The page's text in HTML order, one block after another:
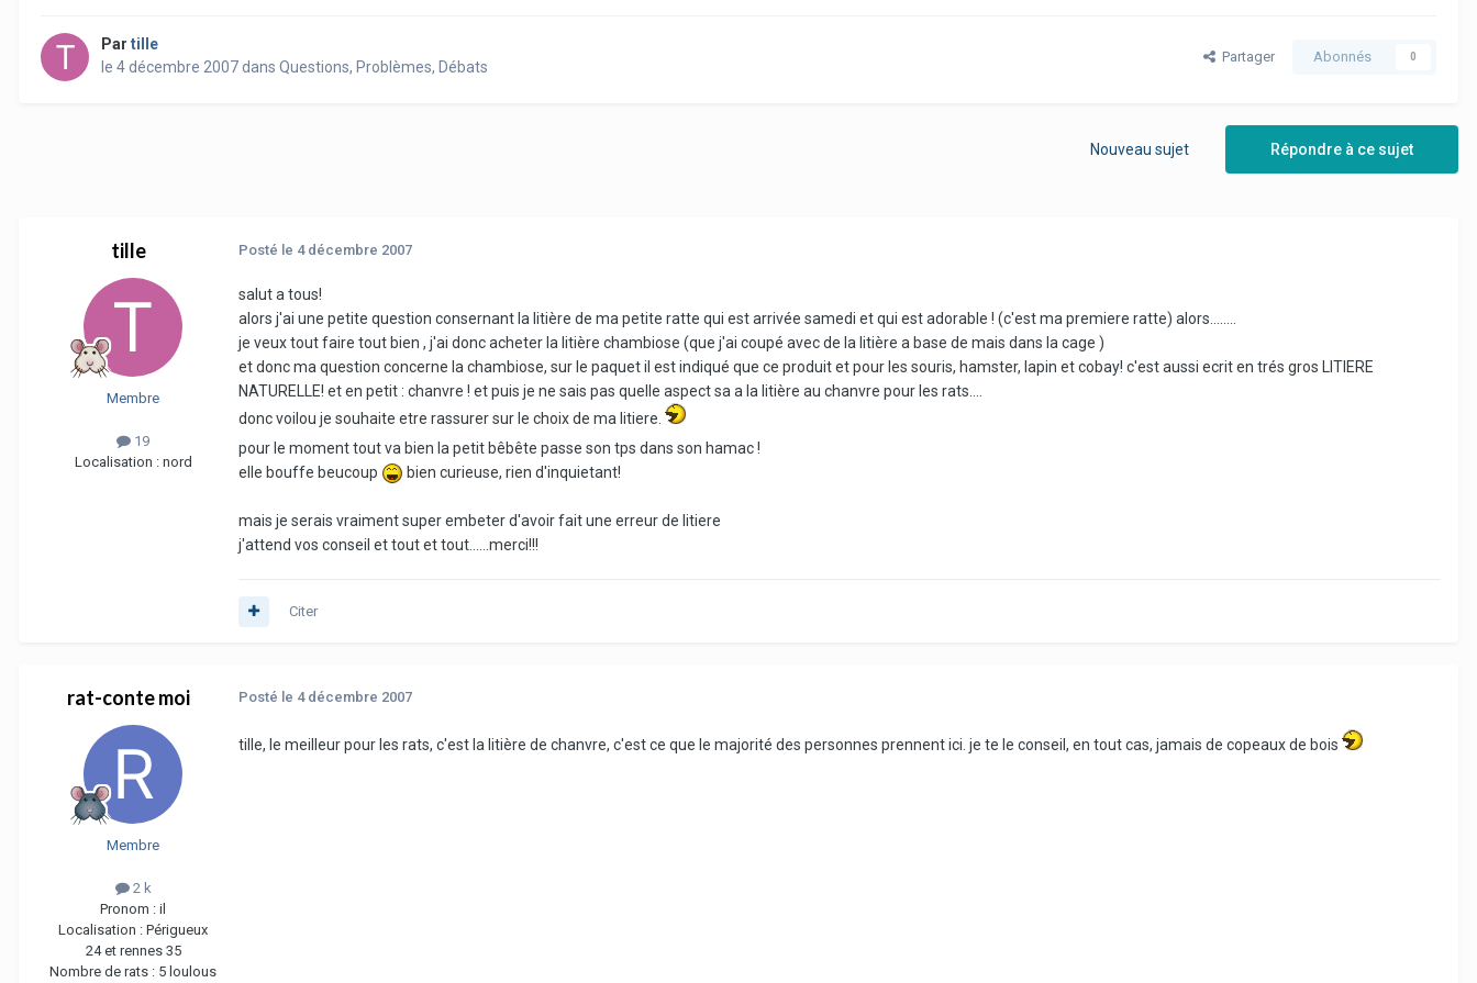
Par tille
le 4 décembre 2007dans Questions, Problèmes, Débats
Partager Abonnés 0
Répondre à ce sujet
Nouveau sujet
tille
Membre
19
Localisation : nord
Posté le 4 décembre 2007
salut a tous!
alors j'ai une petite question consernant la litière de ma petite ratte qui est arrivée samedi et qui est adorable ! (c'est ma premiere ratte) alors........
je veux tout faire tout bien , j'ai donc acheter la litière chambiose (que j'ai coupé avec de la litière a base de mais dans la cage )
et donc ma question concerne la chambiose, sur le paquet il est indiqué que ce produit et pour les souris, hamster, lapin et cobay! c'est aussi ecrit en trés gros LITIERE
NATURELLE! et en petit : chanvre ! et puis je ne sais pas quelle aspect sa a la litière au chanvre pour les rats....
donc voilou je souhaite etre rassurer sur le choix de ma litiere.
pour le moment tout va bien la petit bêbête passe son tps dans son hamac !
elle bouffe beucoup
bien curieuse, rien d'inquietant!
mais je serais vraiment super embeter d'avoir fait une erreur de litiere
j'attend vos conseil et tout et tout......merci!!!
Citer
rat-conte moi
Membre
2 k
Pronom : il
Localisation : Périgueux
24 et rennes 35
Nombre de rats : 5 loulous
Posté le 4 décembre 2007
tille, le meilleur pour les rats, c'est la litière de chanvre, c'est ce que le majorité des personnes prennent ici. je te le conseil, en tout cas, jamais de copeaux de bois